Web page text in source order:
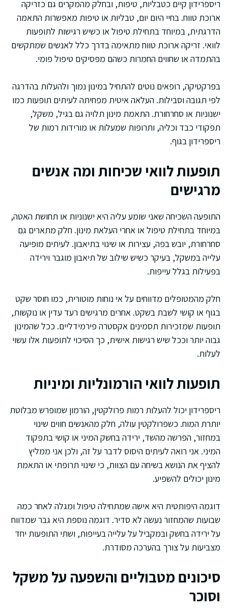
ריספרידון קיים כטבליות, טיפות, ובחלק מהמקרים גם כזריקה
ארוכת טווח. בחיי היום יום, טבליות או טיפות מאפשרות התאמה
הדרגתית, במיוחד בתחילת טיפול או כשיש רגישות לתופעות
לוואי. זריקה ארוכת טווח מתאימה בדרך כלל לאנשים שמתקשים
בהתמדה או שחווים החמרות כשהם מפסיקים טיפול פומי.
בפרקטיקה, רופאים נוטים להתחיל במינון נמוך ולהעלות בהדרגה
לפי תגובה וסבילות. העלאה איטית מפחיתה לעיתים תופעות כמו
ישנוניות או סחרחורת. התאמת מינון תלויה גם בגיל, משקל,
תפקודי כבד וכליה, ותרופות שמעלות או מורידות רמות של
ריספרידון בגוף.
תופעות לוואי שכיחות ומה אנשים
מרגישים
התופעה השכיחה שאני שומע עליה היא ישנוניות או תחושת האטה,
במיוחד בתחילת טיפול או אחרי העלאת מינון. חלק מתארים גם
סחרחורת, יובש בפה, עצירות או שינוי בתיאבון. לעיתים מופיעה
עלייה במשקל, בעיקר כשיש שילוב של תיאבון מוגבר וירידה
בפעילות בגלל עייפות.
חלק מהמטופלים מדווחים על אי נוחות מוטורית, כמו חוסר שקט
בגוף או קושי לשבת בשקט. אחרים מרגישים רעד עדין או נוקשות,
תופעות שמזכירות תסמינים אקסטרה פירמידליים. ככל שהמינון
גבוה יותר וככל שיש רגישות אישית, כך הסיכוי לתופעות אלו עשוי
לעלות.
תופעות לוואי הורמונליות ומיניות
ריספרידון יכול להעלות רמות פרולקטין, הורמון שמופרש מבלוטת
יותרת המוח. כשפרולקטין עולה, חלק מהאנשים חווים שינוי
במחזור, הפרשה מהשד, ירידה בחשק המיני או קושי בתפקוד
המיני. אני רואה לעיתים היסוס לדבר על זה, ולכן אני ממליץ
להציף את הנושא בשיחה עם הצוות, כי שינוי תרופתי או התאמת
מינון יכולים להשפיע.
דוגמה היפותטית היא אישה שמתחילה טיפול ומגלה לאחר כמה
שבועות שהמחזור נעשה לא סדיר. דוגמה נוספת היא גבר שמדווח
על ירידה בחשק ובמקביל על עלייה בעייפות, ושתי התופעות יחד
מצביעות על צורך בהערכה מסודרת.
סיכונים מטבוליים והשפעה על משקל
וסוכר